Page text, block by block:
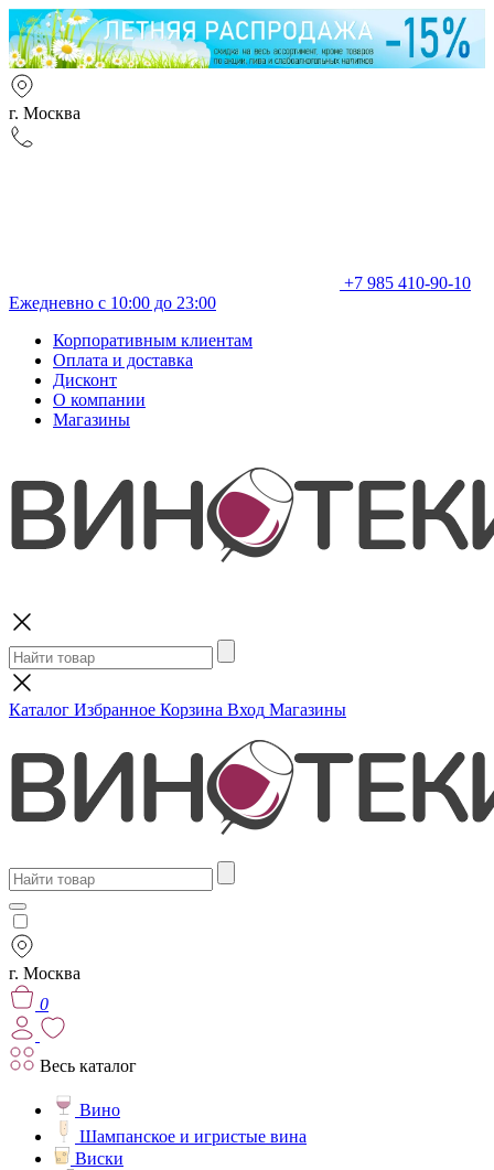
г. Москва
+7 985 410-90-10
Ежедневно с 10:00 до 23:00
Корпоративным клиентам
Оплата и доставка
Дисконт
О компании
Магазины
Каталог Избранное Корзина Вход Магазины
г. Москва
0
Весь каталог
Вино
Шампанское и игристые вина
Виски